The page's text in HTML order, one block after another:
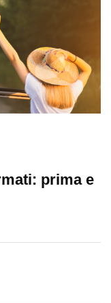
prima e